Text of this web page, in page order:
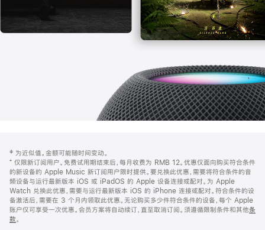
页
页
脚
注
‡ 为近似值。金额可能随时间变动。
⁺ 仅限新订阅用户。免费试用期结束后，每月收费为 RMB 12。优惠仅面向购买符合条件
的新设备的 Apple Music 新订阅用户限时提供。要兑换此优惠，需要将符合条件的音
频设备与运行最新版本 iOS 或 iPadOS 的 Apple 设备连接或配对。为 Apple
Watch 兑换此优惠，需要与运行最新版本 iOS 的 iPhone 连接或配对。符合条件的设
备激活后，需要在 3 个月内领取此优惠。无论购买多少件符合条件的设备，每个 Apple
账户仅可享受一次优惠。会员方案将自动续订，直至取消订阅。须遵循限制条件和其他条
款。